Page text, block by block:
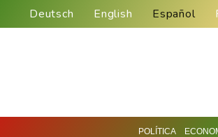
Deutsch English Español
POLÍTICA